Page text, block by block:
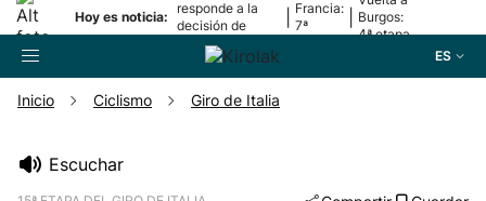
Hoy es noticia:
responde a la
decisión de
Oriamendi
Francia:
7ª
Burgos:
4ª etapa
ES
Inicio Ciclismo Giro de Italia
Escuchar